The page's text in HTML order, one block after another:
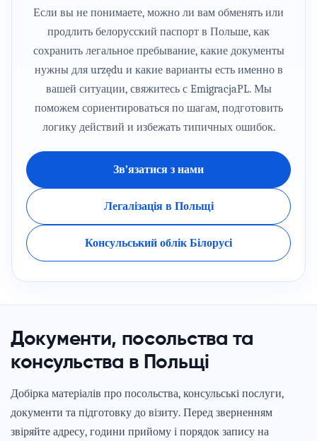
Если вы не понимаете, можно ли вам обменять или
продлить белорусский паспорт в Польше, как
сохранить легальное пребывание, какие документы
нужны для urzędu и какие варианты есть именно в
вашей ситуации, свяжитесь с EmigracjaPL. Мы
поможем сориентироваться по шагам, подготовить
логику действий и избежать типичных ошибок.
Зв’язатися з нами
Легалізація в Польщі
Консульський облік Білорусі
Документи, посольства та
консульства в Польщі
Добірка матеріалів про посольства, консульські послуги,
документи та підготовку до візиту. Перед зверненням
звіряйте адресу, години прийому і порядок запису на